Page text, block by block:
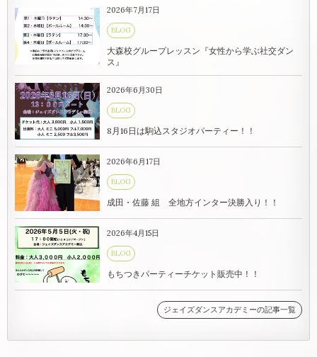
2026年7月17日
BLOG
大森校グループレッスン『女性から学ぶ社交ダン
ス』
2026年6月30日
BLOG
8月16日は駒込スタジオパーティー！！
2026年6月17日
BLOG
成田・佐藤 組 全地方インター決勝入り！！
2026年4月15日
BLOG
もちつきパーティーチケット販売中！！
ジェイズダンスアカデミーの記事一覧